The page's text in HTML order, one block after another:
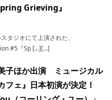
Grieving』
タジオにて上演された、
#5『Sp […][…]
子ほか出演 ミュージカル
フェ』日本初演が決定！